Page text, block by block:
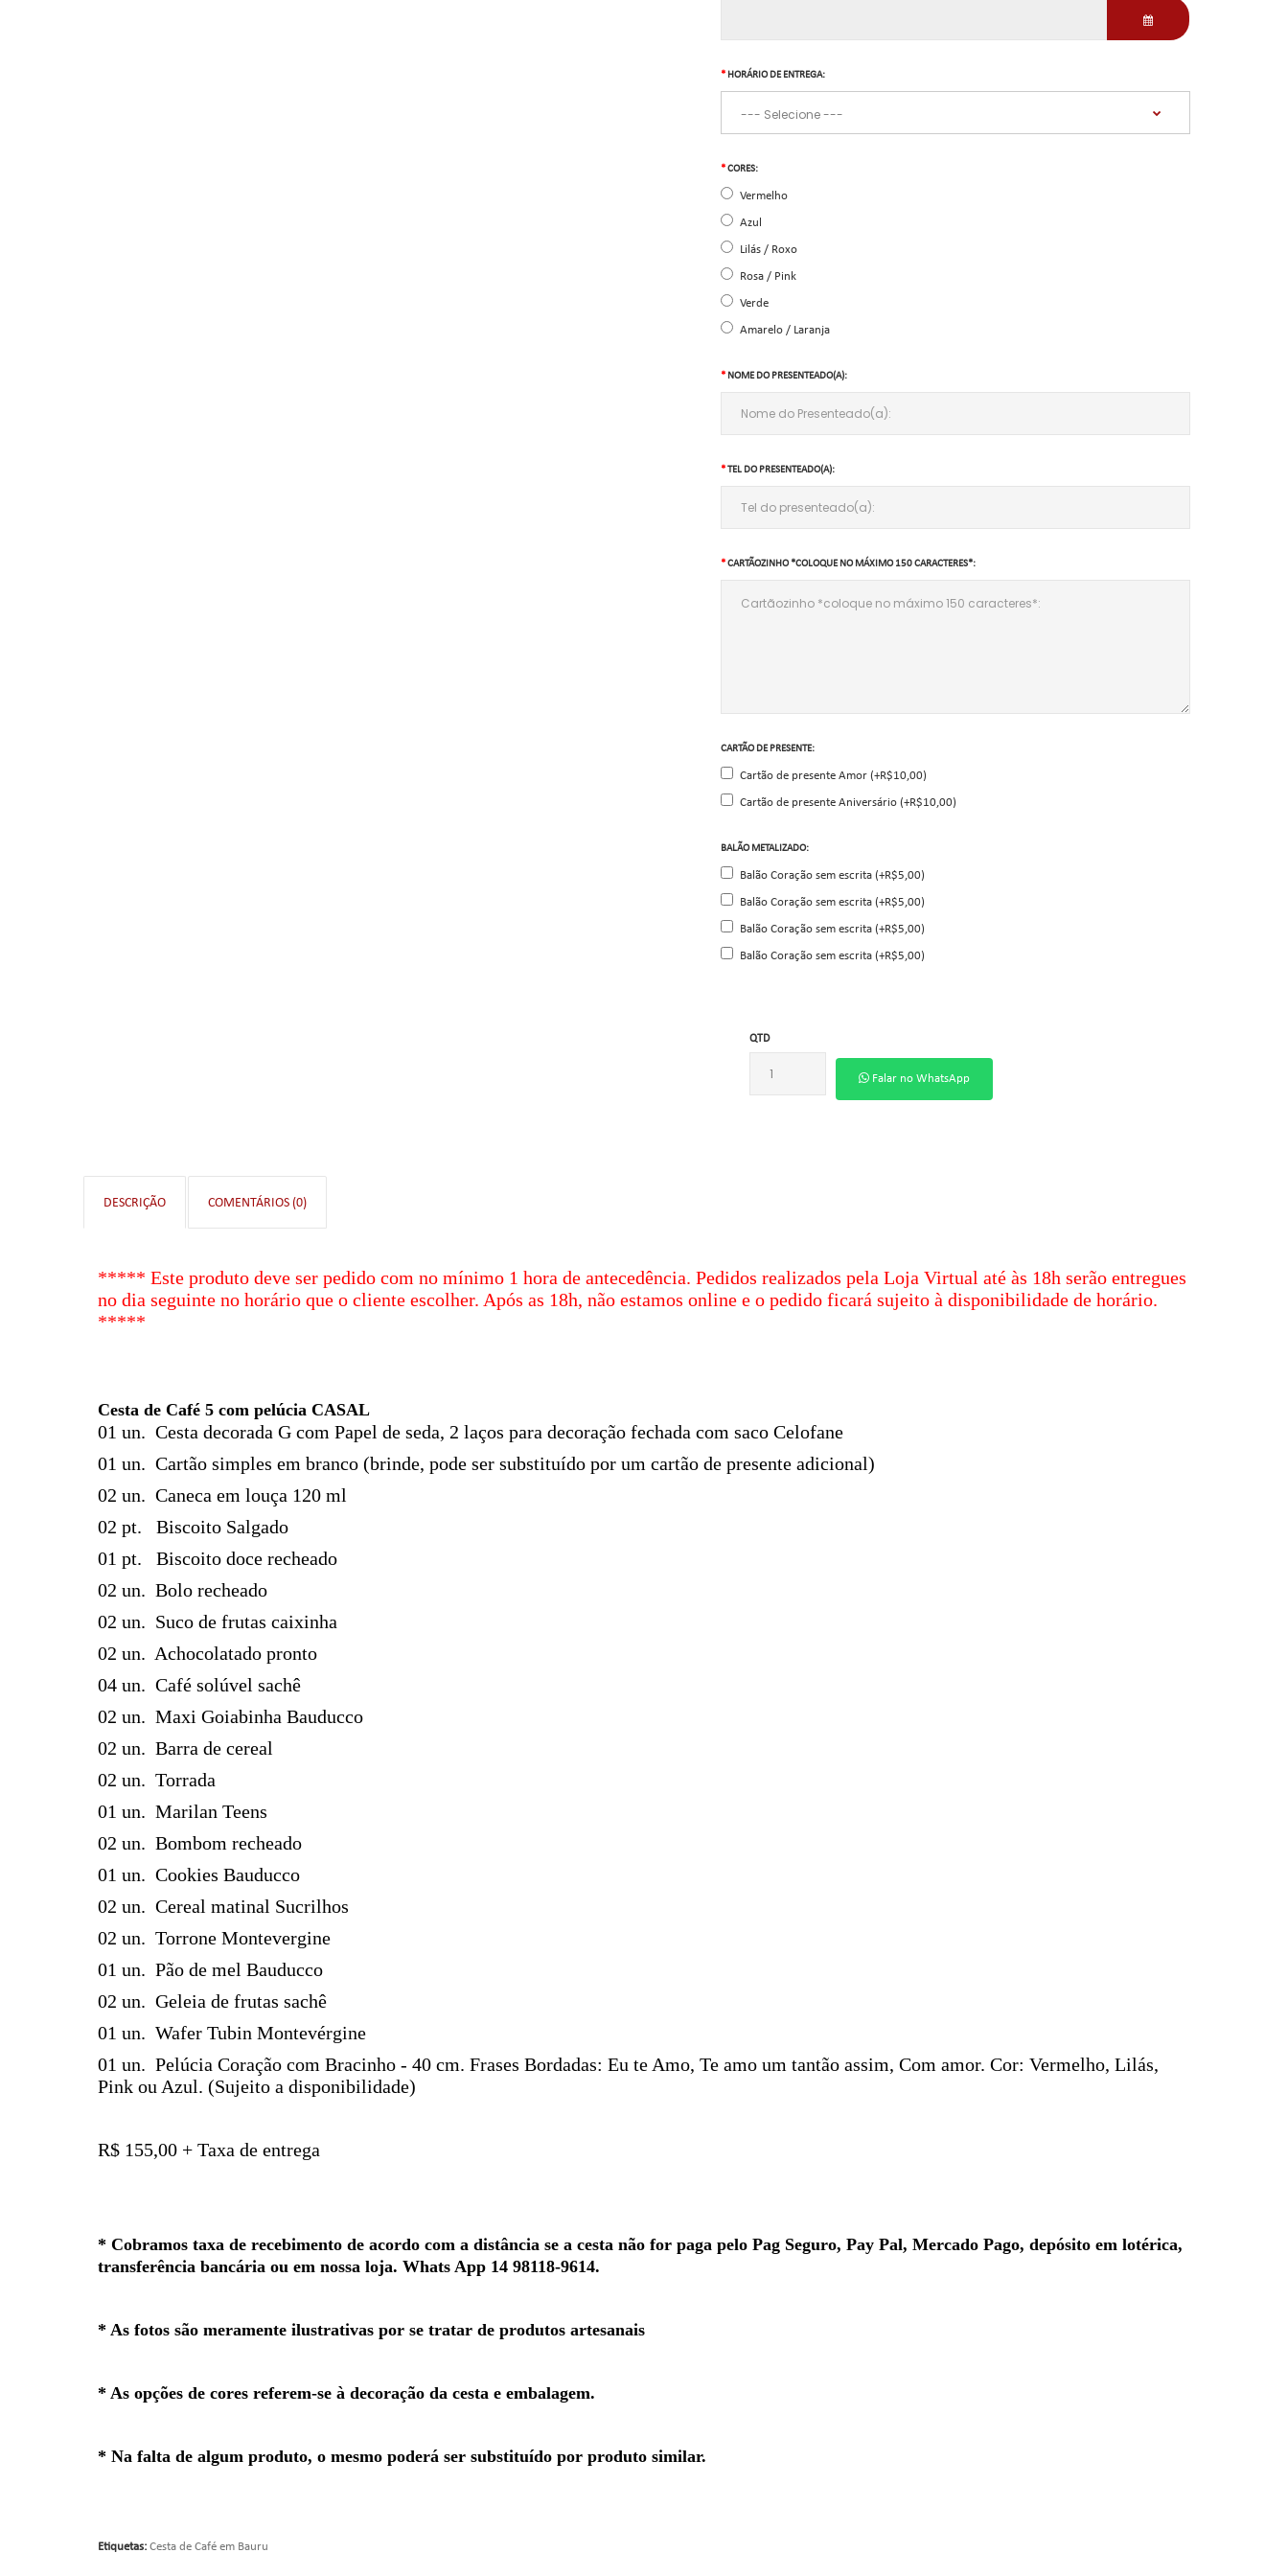
HORÁRIO DE ENTREGA:
CORES:
Vermelho
Azul
Lilás / Roxo
Rosa / Pink
Verde
Amarelo / Laranja
NOME DO PRESENTEADO(A):
TEL DO PRESENTEADO(A):
CARTÃOZINHO *COLOQUE NO MÁXIMO 150 CARACTERES*:
CARTÃO DE PRESENTE:
Cartão de presente Amor (+R$10,00)
Cartão de presente Aniversário (+R$10,00)
BALÃO METALIZADO:
Balão Coração sem escrita (+R$5,00)
Balão Coração sem escrita (+R$5,00)
Balão Coração sem escrita (+R$5,00)
Balão Coração sem escrita (+R$5,00)
QTD
Falar no WhatsApp
DESCRIÇÃO COMENTÁRIOS (0)
***** Este produto deve ser pedido com no mínimo 1 hora de antecedência. Pedidos realizados pela Loja Virtual até às 18h serão entregues
no dia seguinte no horário que o cliente escolher. Após as 18h, não estamos online e o pedido ficará sujeito à disponibilidade de horário.
*****
Cesta de Café 5 com pelúcia CASAL
01 un. Cesta decorada G com Papel de seda, 2 laços para decoração fechada com saco Celofane
01 un. Cartão simples em branco (brinde, pode ser substituído por um cartão de presente adicional)
02 un. Caneca em louça 120 ml
02 pt. Biscoito Salgado
01 pt. Biscoito doce recheado
02 un. Bolo recheado
02 un. Suco de frutas caixinha
02 un. Achocolatado pronto
04 un. Café solúvel sachê
02 un. Maxi Goiabinha Bauducco
02 un. Barra de cereal
02 un. Torrada
01 un. Marilan Teens
02 un. Bombom recheado
01 un. Cookies Bauducco
02 un. Cereal matinal Sucrilhos
02 un. Torrone Montevergine
01 un. Pão de mel Bauducco
02 un. Geleia de frutas sachê
01 un. Wafer Tubin Montevérgine
01 un. Pelúcia Coração com Bracinho - 40 cm. Frases Bordadas: Eu te Amo, Te amo um tantão assim, Com amor. Cor: Vermelho, Lilás,
Pink ou Azul. (Sujeito a disponibilidade)
R$ 155,00 + Taxa de entrega
* Cobramos taxa de recebimento de acordo com a distância se a cesta não for paga pelo Pag Seguro, Pay Pal, Mercado Pago, depósito em lotérica,
transferência bancária ou em nossa loja. Whats App 14 98118-9614.
* As fotos são meramente ilustrativas por se tratar de produtos artesanais
* As opções de cores referem-se à decoração da cesta e embalagem.
* Na falta de algum produto, o mesmo poderá ser substituído por produto similar.
Etiquetas: Cesta de Café em Bauru